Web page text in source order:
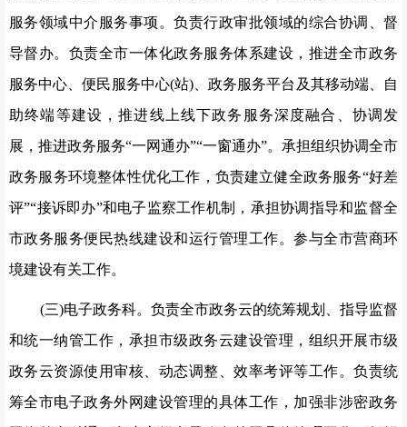
服务领域中介服务事项。负责行政审批领域的综合协调、督
导督办。负责全市一体化政务服务体系建设，推进全市政务
服务中心、便民 服务中心(站)、政务服务平台及其移动端、自
助终端等建设，推进线上线下政务 服务深度融合、协调发
展，推进政务服务“一网通办”“一窗通办”。承担组织协调全市
政务服务环境整体性优化工作，负责建立健全政务服务“好差
评”“接诉即办”和电子监察工作机制， 承担协调指导和监督全
市政务服务便民热线建设和运行管理工作。参与全市营商环
境建设有关工作。
(三)电子政务科。 负责全市政务云的统筹规划、指导监督
和统一纳管工作，承担市级政务云建设管理，组织开展市级
政务云资源使用审核、动态调整、效率考评等工作。负责统
筹全市电子政务外网建设管理的具体工作，加强非涉密政务